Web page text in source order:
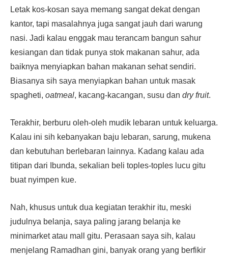
Letak kos-kosan saya memang sangat dekat dengan
kantor, tapi masalahnya juga sangat jauh dari warung
nasi. Jadi kalau enggak mau terancam bangun sahur
kesiangan dan tidak punya stok makanan sahur, ada
baiknya menyiapkan bahan makanan sehat sendiri.
Biasanya sih saya menyiapkan bahan untuk masak
spagheti, oatmeal, kacang-kacangan, susu dan dry fruit.
Terakhir, berburu oleh-oleh mudik lebaran untuk keluarga.
Kalau ini sih kebanyakan baju lebaran, sarung, mukena
dan kebutuhan berlebaran lainnya. Kadang kalau ada
titipan dari Ibunda, sekalian beli toples-toples lucu gitu
buat nyimpen kue.
Nah, khusus untuk dua kegiatan terakhir itu, meski
judulnya belanja, saya paling jarang belanja ke
minimarket atau mall gitu. Perasaan saya sih, kalau
menjelang Ramadhan gini, banyak orang yang berfikir